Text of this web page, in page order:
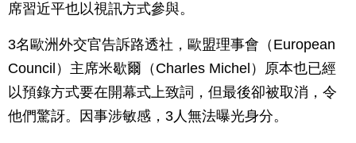
席習近平也以視訊方式參與。
3名歐洲外交官告訴路透社，歐盟理事會（European
Council）主席米歇爾（Charles Michel）原本也已經
以預錄方式要在開幕式上致詞，但最後卻被取消，令
他們驚訝。因事涉敏感，3人無法曝光身分。